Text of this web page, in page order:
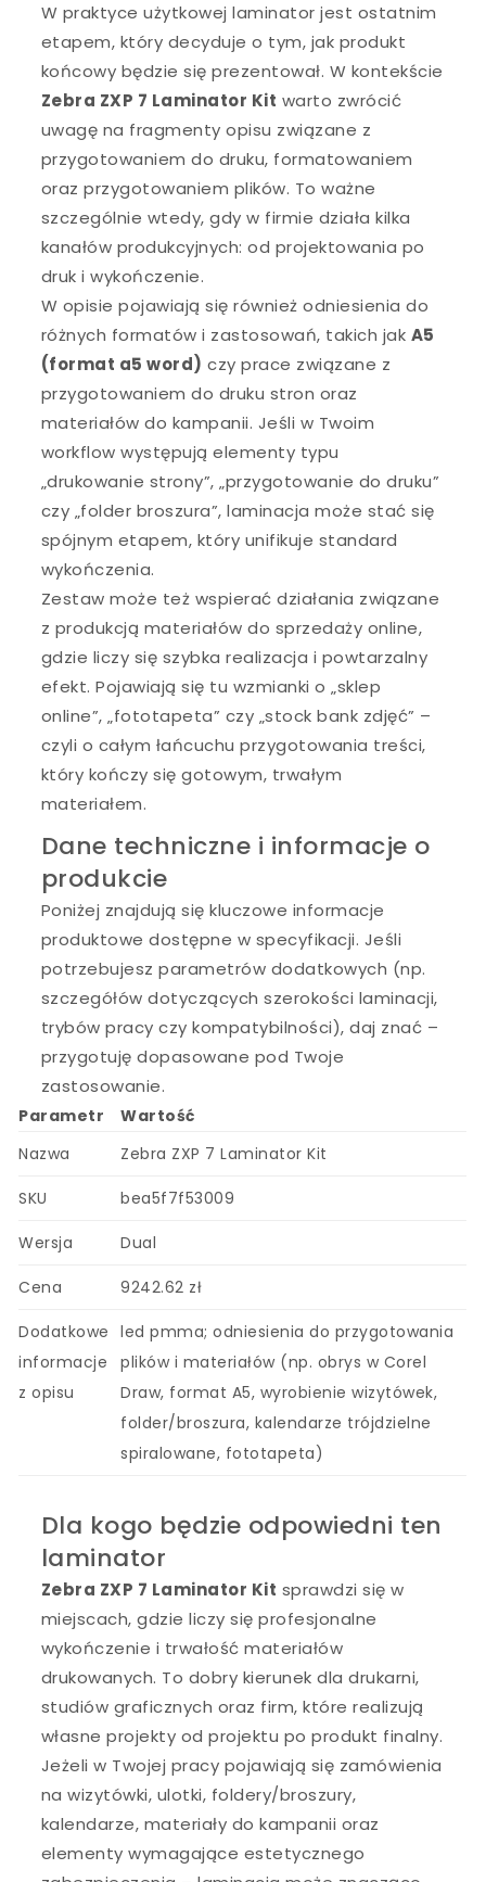
W praktyce użytkowej laminator jest ostatnim
etapem, który decyduje o tym, jak produkt
końcowy będzie się prezentował. W kontekście
Zebra ZXP 7 Laminator Kit warto zwrócić
uwagę na fragmenty opisu związane z
przygotowaniem do druku, formatowaniem
oraz przygotowaniem plików. To ważne
szczególnie wtedy, gdy w firmie działa kilka
kanałów produkcyjnych: od projektowania po
druk i wykończenie.
W opisie pojawiają się również odniesienia do
różnych formatów i zastosowań, takich jak A5
(format a5 word) czy prace związane z
przygotowaniem do druku stron oraz
materiałów do kampanii. Jeśli w Twoim
workflow występują elementy typu
„drukowanie strony”, „przygotowanie do druku”
czy „folder broszura”, laminacja może stać się
spójnym etapem, który unifikuje standard
wykończenia.
Zestaw może też wspierać działania związane
z produkcją materiałów do sprzedaży online,
gdzie liczy się szybka realizacja i powtarzalny
efekt. Pojawiają się tu wzmianki o „sklep
online”, „fototapeta” czy „stock bank zdjęć” –
czyli o całym łańcuchu przygotowania treści,
który kończy się gotowym, trwałym
materiałem.
Dane techniczne i informacje o
produkcie
Poniżej znajdują się kluczowe informacje
produktowe dostępne w specyfikacji. Jeśli
potrzebujesz parametrów dodatkowych (np.
szczegółów dotyczących szerokości laminacji,
trybów pracy czy kompatybilności), daj znać –
przygotuję dopasowane pod Twoje
zastosowanie.
Parametr
Wartość
Nazwa
Zebra ZXP 7 Laminator Kit
SKU bea5f7f53009
Wersja Dual
Cena 9242.62 zł
Dodatkowe
informacje
z opisu
led pmma; odniesienia do przygotowania
plików i materiałów (np. obrys w Corel
Draw, format A5, wyrobienie wizytówek,
folder/broszura, kalendarze trójdzielne
spiralowane, fototapeta)
Dla kogo będzie odpowiedni ten
laminator
Zebra ZXP 7 Laminator Kit sprawdzi się w
miejscach, gdzie liczy się profesjonalne
wykończenie i trwałość materiałów
drukowanych. To dobry kierunek dla drukarni,
studiów graficznych oraz firm, które realizują
własne projekty od projektu po produkt finalny.
Jeżeli w Twojej pracy pojawiają się zamówienia
na wizytówki, ulotki, foldery/broszury,
kalendarze, materiały do kampanii oraz
elementy wymagające estetycznego